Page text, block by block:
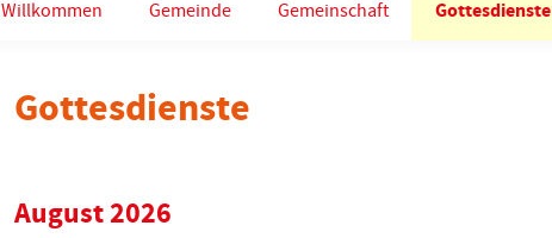
Willkommen Gemeinde Gemeinschaft Gottesdienste
Gottesdienste
August 2026